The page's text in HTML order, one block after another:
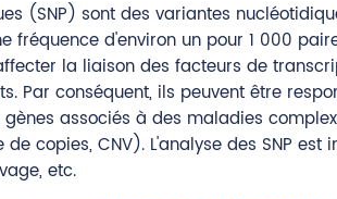
(SNP) sont des variantes
fréquence d'environ un pour 1 000
la liaison des facteurs de
Par conséquent, ils peuvent être
associés à des maladies
copies, CNV). L'analyse des SNP
etc.